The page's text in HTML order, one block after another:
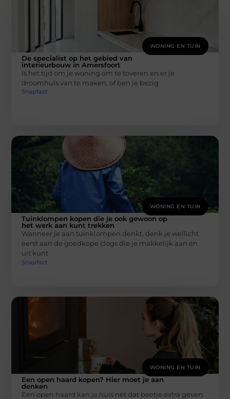
WONING EN TUIN
De specialist op het gebied van
interieurbouw in Amersfoort
Is het tijd om je woning om te toveren en er je
droomhuis van te maken, of ben je bezig
Snapfact
WONING EN TUIN
Tuinklompen kopen die je ook gewoon op
het werk aan kunt trekken
Wanneer je aan tuinklompen denkt, denk je wellicht
eerst aan de goedkope clogs die je makkelijk aan en
uit kunt
Snapfact
WONING EN TUIN
Een open haard kopen? Hier moet je aan
denken
Een open haard kan je huis nét dat beetje extra geven.